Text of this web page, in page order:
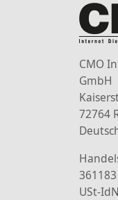
CMO
GmbH
72764
361183
USt-